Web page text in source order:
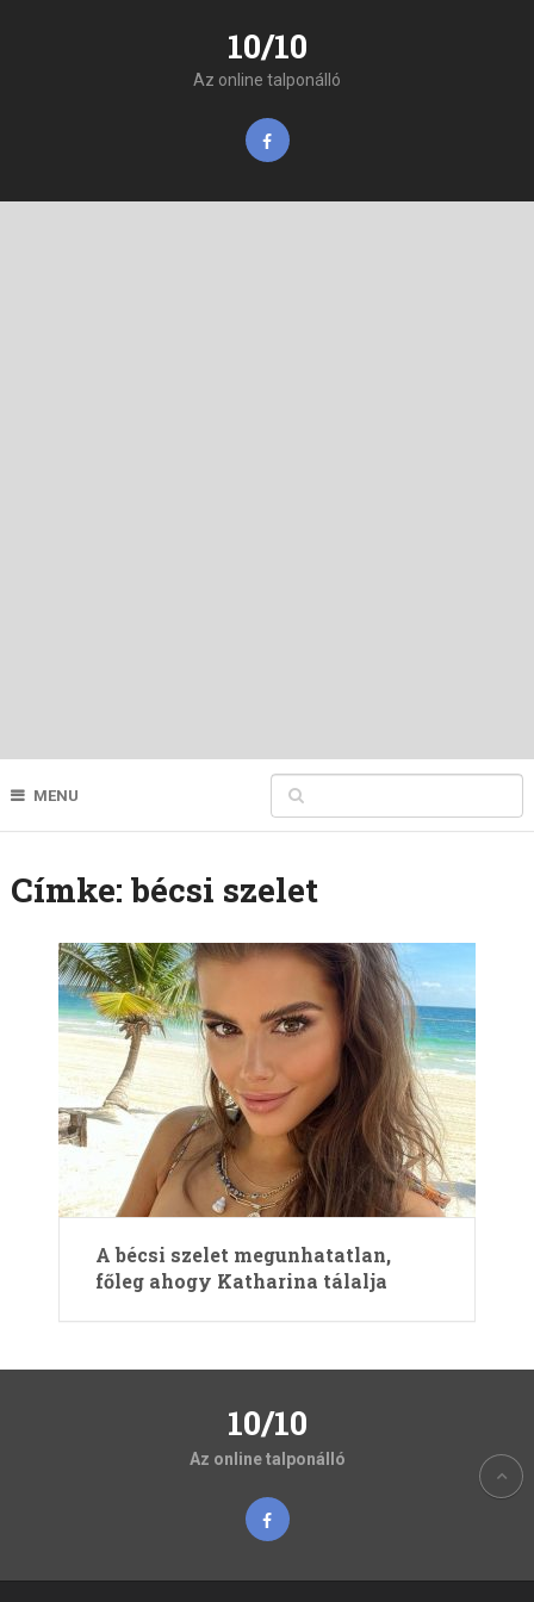
10/10
Az online talponálló
MENU
Címke: bécsi szelet
A bécsi szelet megunhatatlan,
főleg ahogy Katharina tálalja
10/10
Az online talponálló